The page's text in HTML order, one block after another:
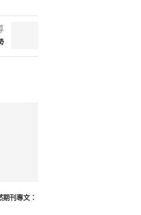
刊專文：